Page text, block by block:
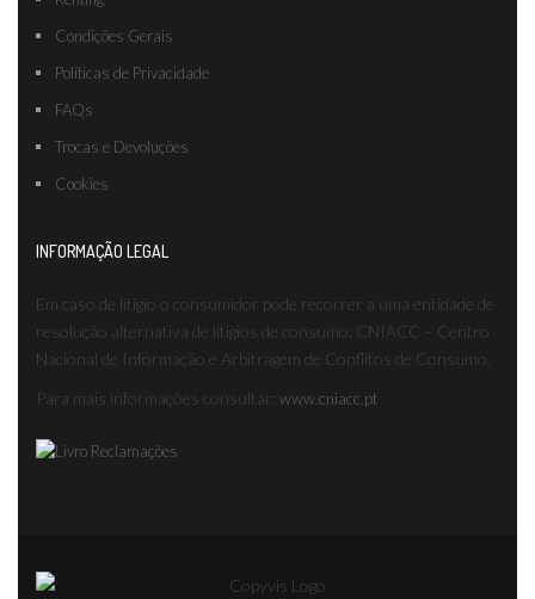
Condições Gerais
Políticas de Privacidade
FAQs
Trocas e Devoluções
Cookies
INFORMAÇÃO LEGAL
Em caso de litígio o consumidor pode recorrer a uma entidade de
resolução alternativa de litígios de consumo: CNIACC – Centro
Nacional de Informação e Arbitragem de Conflitos de Consumo.
Para mais informações consultar: www.cniacc.pt